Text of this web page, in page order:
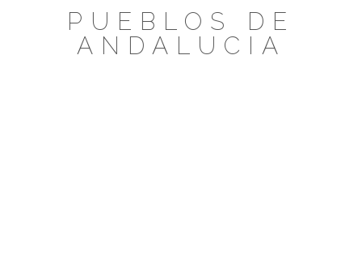
PUEBLOS DE
ANDALUCIA